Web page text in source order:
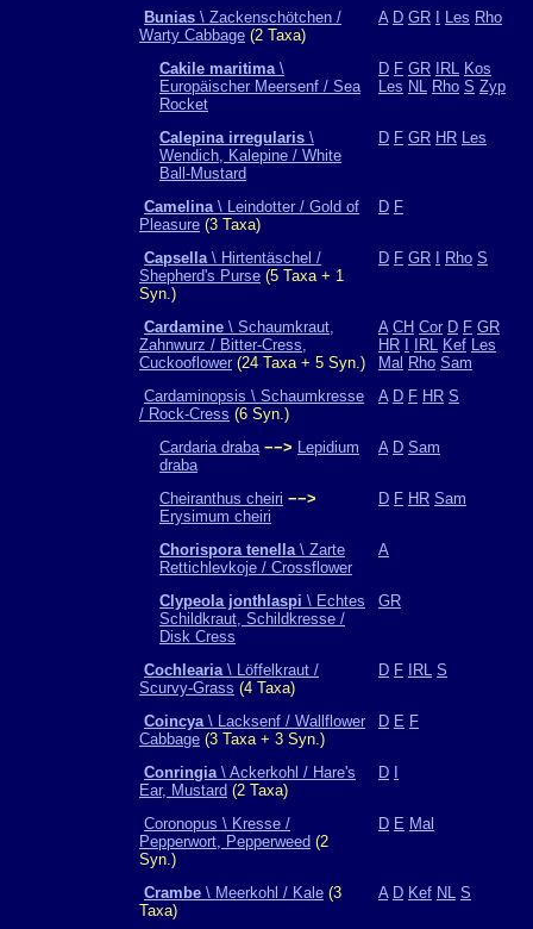
Bunias \ Zackenschötchen /
Warty Cabbage (2 Taxa)
A D GR Les Rho
Cakile maritima\
Europäischer Meersenf / Sea
Rocket
D F GR IRL Kos
Les NL Rho S Zyp
Calepina irregularis \
Wendich, Kalepine / White
Ball-Mustard
D F GR HR Les
Camelina\ Leindotter / Gold of
Pleasure (3 Taxa)
D F
Capsella\ Hirtentäschel /
Shepherd's Purse (5 Taxa + 1
Syn.)
D F GR Rho S
Cardamine \ Schaumkraut,
Zahnwurz / Bitter-Cress,
Cuckooflower (24 Taxa + 5 Syn.)
A CH Cor D F GR
HR
IRL Kef Les
Mal Rho Sam
Cardaminopsis \ Schaumkresse
/ Rock-Cress (6 Syn.)
A D F HR S
Cardaria draba −−> Lepidium
draba
A D Sam
Cheiranthus cheiri −−>
Erysimum cheiri
D F HR Sam
Chorispora tenella\ Zarte
Rettichlevkoje / Crossflower
A
Clypeola jonthlaspi \ Echtes
Schildkraut, Schildkresse /
Disk Cress
GR
Cochlearia\ Löffelkraut /
Scurvy-Grass (4 Taxa)
D F IRL S
Coincya\ Lacksenf / Wallflower
Cabbage (3 Taxa + 3 Syn.)
D E F
Conringia\ Ackerkohl / Hare's
Ear, Mustard (2 Taxa)
D
Coronopus \ Kresse /
Pepperwort, Pepperweed (2
Syn.)
D E Mal
Crambe \ Meerkohl / Kale (3
Taxa)
A D Kef NL S